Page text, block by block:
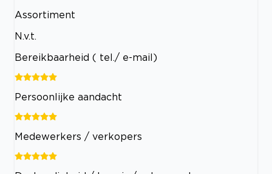
Assortiment
N.v.t.
Bereikbaarheid ( tel./ e-mail)
Persoonlijke aandacht
Medewerkers / verkopers